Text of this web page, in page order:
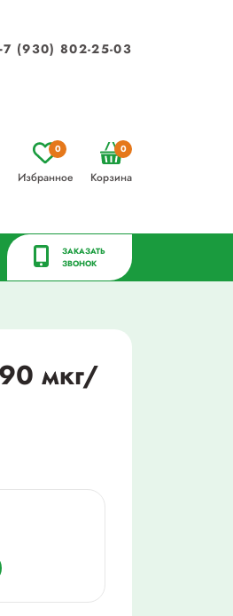
(930) 802-25-03
Избранное
0
Корзина
0
ЗАКАЗАТЬ
ЗВОНОК
мкг/